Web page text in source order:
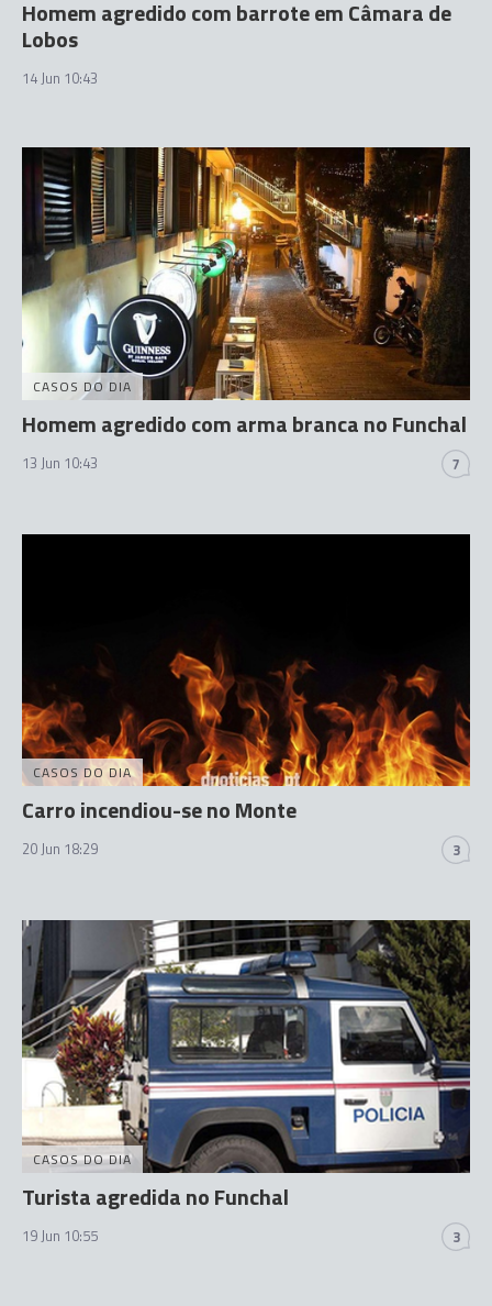
Homem agredido com barrote em Câmara de
Lobos
14 Jun 10:43
CASOS DO DIA
Homem agredido com arma branca no Funchal
13 Jun 10:43 7
CASOS DO DIA
Carro incendiou-se no Monte
20 Jun 18:29 3
CASOS DO DIA
Turista agredida no Funchal
19 Jun 10:55 3